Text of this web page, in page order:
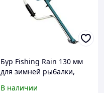
Бур Fishing Rain 130 мм
для зимней рыбалки,
В наличии